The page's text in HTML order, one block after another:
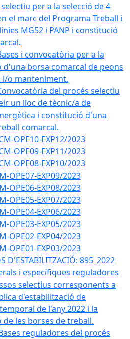
per a la selecció de 4
el marc del Programa Treball i
MG52 i PANP i constitució
i convocatòria per a la
borsa comarcal de peons
i/o manteniment.
del procés selectiu
un lloc de tècnic/a de
i constitució d'una
comarcal.
OPE10-EXP12/2023
OPE09-EXP11/2023
OPE08-EXP10/2023
OPE07-EXP09/2023
OPE06-EXP08/2023
OPE05-EXP07/2023
OPE04-EXP06/2023
OPE03-EXP05/2023
OPE02-EXP04/2023
OPE01-EXP03/2023
D'ESTABILITZACIÓ: 895_2022
i específiques reguladores
selectius corresponents a
d'estabilització de
de l'any 2022 i la
les borses de treball.
reguladores del procés